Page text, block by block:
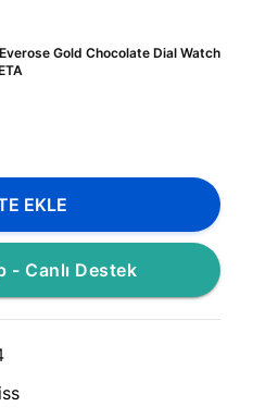
Gold Chocolate Dial Watch
EKLE
- Canlı Destek